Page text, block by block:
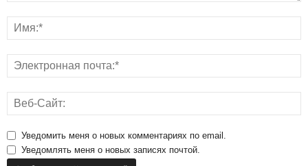
Уведомить меня о новых комментариях по email.
Уведомлять меня о новых записях почтой.